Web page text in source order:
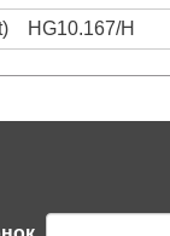
HG10.167/H